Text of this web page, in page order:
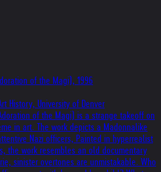
of the Magi), 1996
History, University of Denver
of the Magi) is a strange takeoff on
in art. The work depicts a Madonnalike
Nazi officers, Painted in hyperrealist
the work resembles an old documentary
sinister overtones are unmistakable. Who